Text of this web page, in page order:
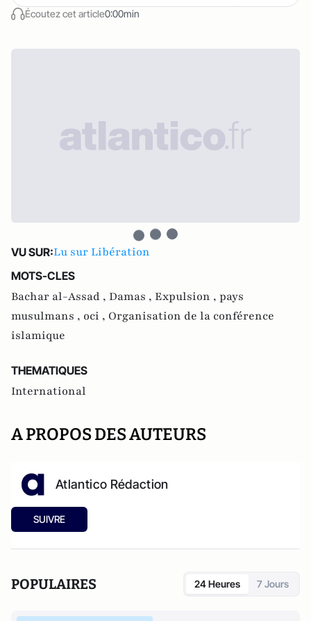
Écoutez cet article0:00min
VU SUR:Lu sur Libération
MOTS-CLES
Bachar al-Assad , Damas , Expulsion , pays
musulmans , oci , Organisation de la conférence
islamique
THEMATIQUES
International
A PROPOS DES AUTEURS
Atlantico Rédaction
SUIVRE
POPULAIRES 24 Heures 7 Jours